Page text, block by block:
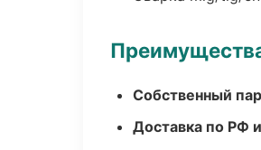
Собственный
Доставка по РФ